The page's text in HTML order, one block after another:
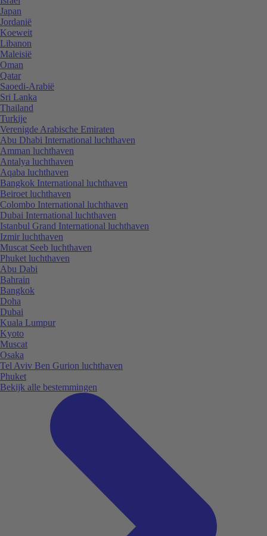
Japan
Jordanië
Koeweit
Libanon
Maleisië
Oman
Qatar
Saoedi-Arabië
Sri Lanka
Thailand
Turkije
Verenigde Arabische Emiraten
Abu Dhabi International luchthaven
Amman luchthaven
Antalya luchthaven
Aqaba luchthaven
Bangkok International luchthaven
Beiroet luchthaven
Colombo International luchthaven
Dubai International luchthaven
Istanbul Grand International luchthaven
Izmir luchthaven
Muscat Seeb luchthaven
Phuket luchthaven
Abu Dabi
Bahrain
Bangkok
Doha
Dubai
Kuala Lumpur
Kyoto
Muscat
Osaka
Tel Aviv Ben Gurion luchthaven
Phuket
Bekijk alle bestemmingen